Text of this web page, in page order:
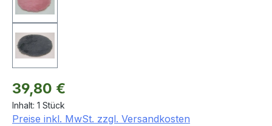
Regulärer Preis:
39,80 €
Inhalt: 1 Stück
Preise inkl. MwSt. zzgl. Versandkosten